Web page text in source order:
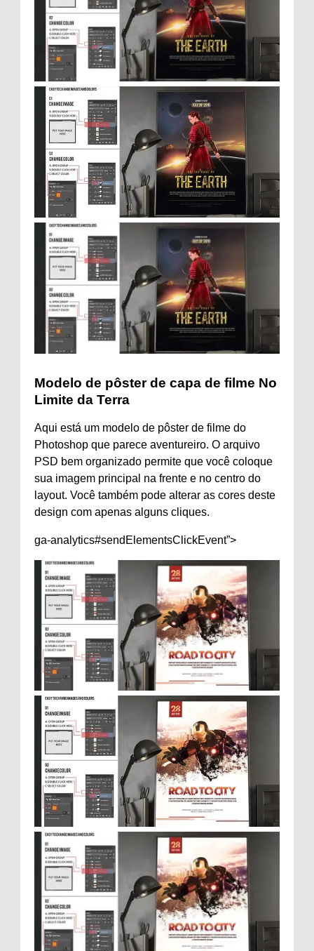
Modelo de pôster de capa de filme No
Limite da Terra
Aqui está um modelo de pôster de filme do
Photoshop que parece aventureiro. O arquivo
PSD bem organizado permite que você coloque
sua imagem principal na frente e no centro do
layout. Você também pode alterar as cores deste
design com apenas alguns cliques.
ga-analytics#sendElementsClickEvent”>